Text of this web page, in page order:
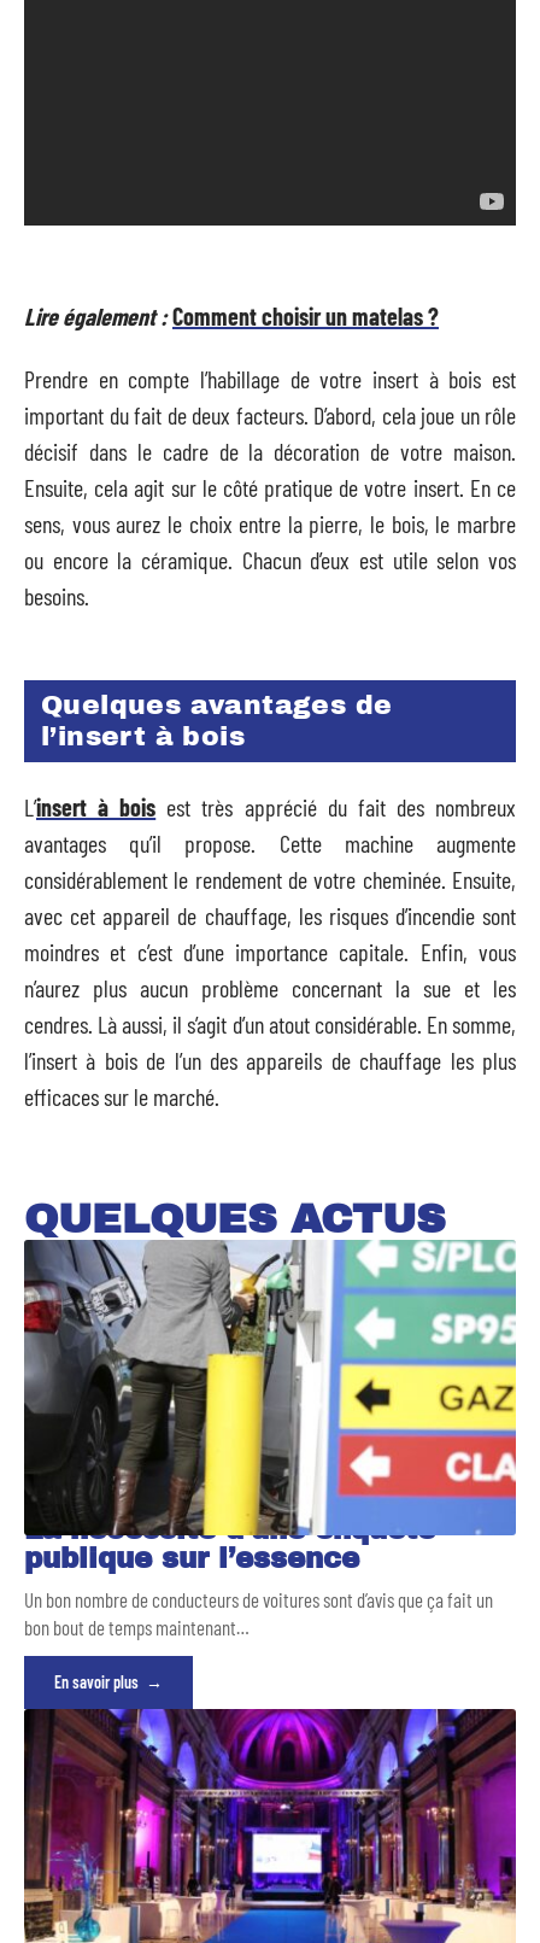
Lire également :Comment choisir un matelas ?
Prendre en compte l’habillage de votre insert à bois est
important du fait de deux facteurs. D’abord, cela joue un rôle
décisif dans le cadre de la décoration de votre maison.
Ensuite, cela agit sur le côté pratique de votre insert. En ce
sens, vous aurez le choix entre la pierre, le bois, le marbre
ou encore la céramique. Chacun d’eux est utile selon vos
besoins.
Quelques avantages de
l’insert à bois
L’insert à bois est très apprécié du fait des nombreux
avantages qu’il propose. Cette machine augmente
considérablement le rendement de votre cheminée. Ensuite,
avec cet appareil de chauffage, les risques d’incendie sont
moindres et c’est d’une importance capitale. Enfin, vous
n’aurez plus aucun problème concernant la sue et les
cendres. Là aussi, il s’agit d’un atout considérable. En somme,
l’insert à bois de l’un des appareils de chauffage les plus
efficaces sur le marché.
QUELQUES ACTUS
La nécessité d’une enquête
publique sur l’essence
Un bon nombre de conducteurs de voitures sont d’avis que ça fait un
bon bout de temps maintenant…
En savoir plus